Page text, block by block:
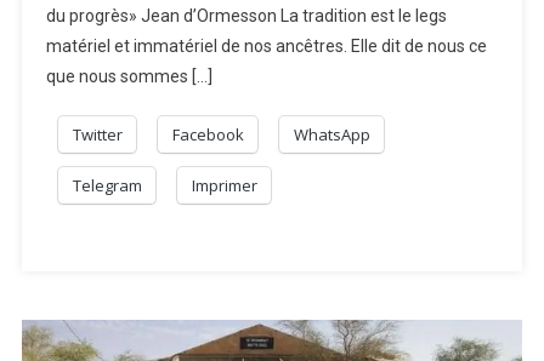
du progrès» Jean d’Ormesson La tradition est le legs
matériel et immatériel de nos ancêtres. Elle dit de nous ce
que nous sommes […]
Twitter Facebook WhatsApp
Telegram Imprimer